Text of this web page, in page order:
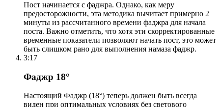
Пост начинается с фаджра. Однако, как меру
предосторожности, эта методика вычитает примерно 2
минуты из рассчитанного времени фаджра для начала
поста. Важно отметить, что хотя эти скорректированные
временные показатели позволяют начать пост, это может
быть слишком рано для выполнения намаза фаджр.
3:17
Фаджр 18°
Настоящий Фаджр (18°) теперь должен быть всегда
виден при оптимальных условиях без светового